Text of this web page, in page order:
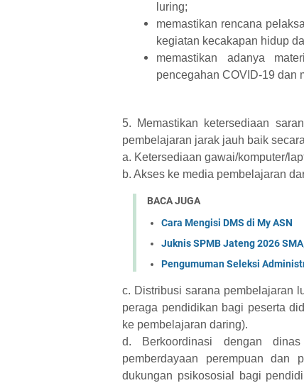
luring;
memastikan rencana
kegiatan kecakapan hidup
memastikan adanya
pencegahan COVID-19 dan
5. Memastikan ketersediaan
pembelajaran jarak jauh baik
a. Ketersediaan gawai/komputer/
b. Akses ke media pembelajaran
BACA JUGA
Cara Mengisi DMS di My ASN
Juknis SPMB Jateng 2026
Pengumuman Seleksi
c. Distribusi sarana pembelajaran
peraga pendidikan bagi peserta
ke pembelajaran daring).
d. Berkoordinasi dengan
pemberdayaan perempuan dan
dukungan psikososial bagi